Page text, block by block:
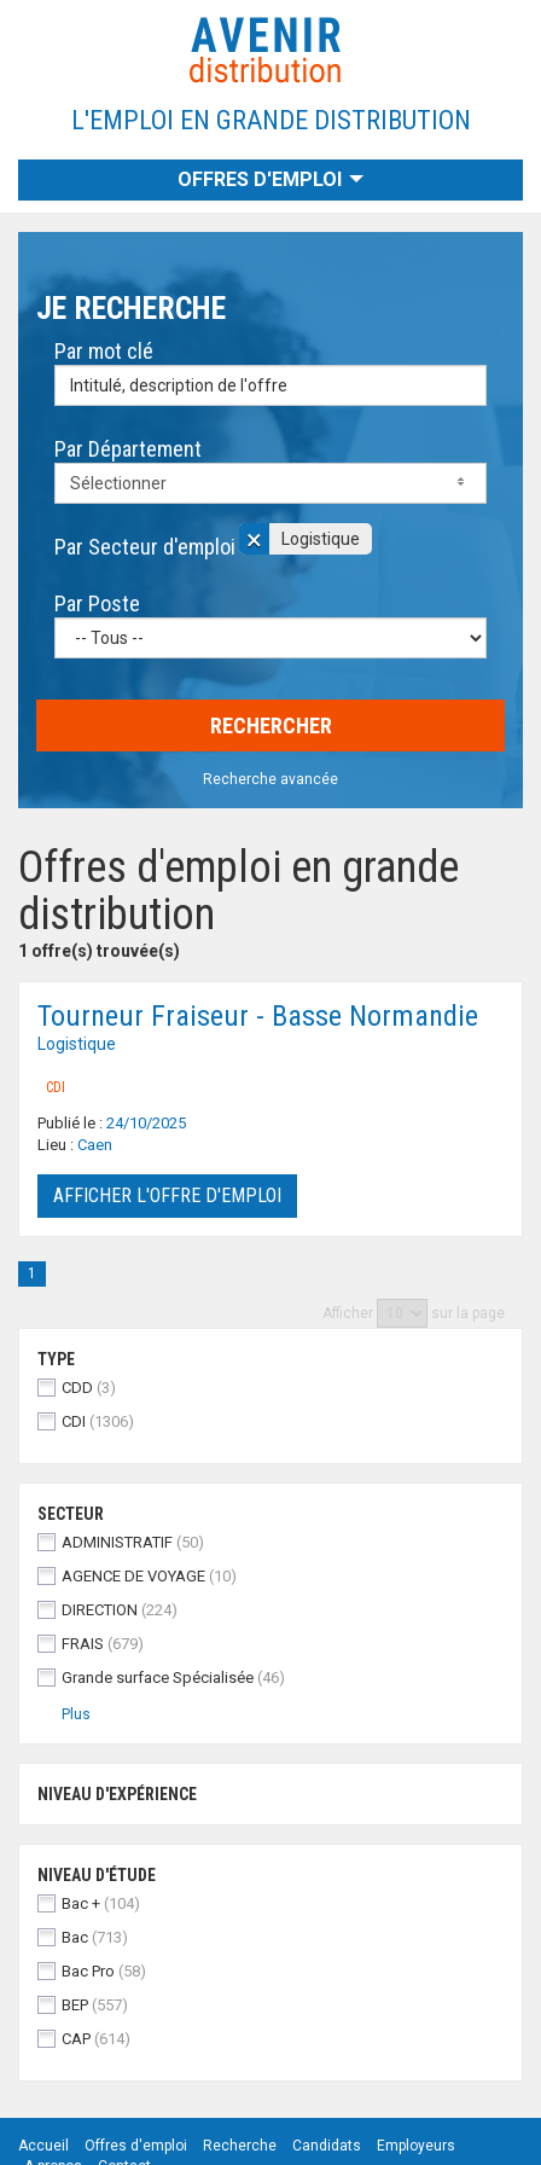
L'EMPLOI EN GRANDE DISTRIBUTION
ACCUEIL
OFFRES D'EMPLOI
RECHERCHE
CANDIDATS
EMPLOYEURS
A PROPOS
CONTACT
JE RECHERCHE
Par mot clé
Par Département
Sélectionner
Par Secteur d'emploi × Logistique
Par Poste
Recherche avancée
Offres d'emploi en grande
distribution
1 offre(s) trouvée(s)
Tourneur Fraiseur - Basse Normandie
Logistique
CDI
Publié le : 24/10/2025
Lieu : Caen
AFFICHER L'OFFRE D'EMPLOI
1
Afficher sur la page
TYPE
CDD (3)
CDI (1306)
SECTEUR
ADMINISTRATIF (50)
AGENCE DE VOYAGE (10)
DIRECTION (224)
FRAIS (679)
Grande surface Spécialisée (46)
Plus
NIVEAU D'EXPÉRIENCE
NIVEAU D'ÉTUDE
Bac + (104)
Bac (713)
Bac Pro (58)
BEP (557)
CAP (614)
Accueil Offres d'emploi Recherche Candidats
Employeurs